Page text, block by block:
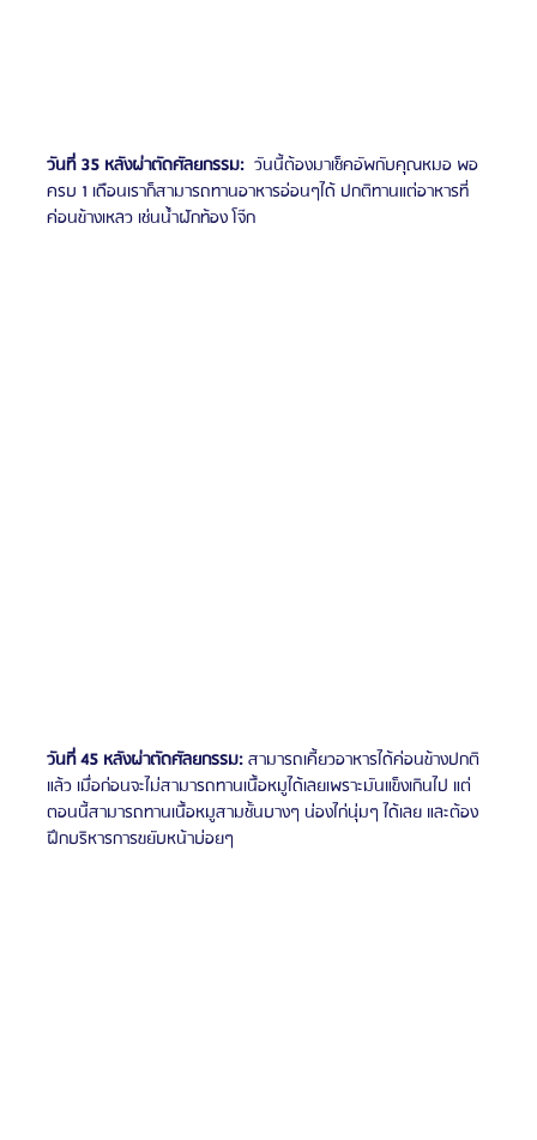
วันที่ 35 หลังผ่าตัดศัลยกรรม:
  วันนี้ต้องมาเช็คอัพกับคุณหมอ พอ
ครบ 1 เดือนเราก็สามารถทานอาหารอ่อนๆได้ ปกติทานแต่อาหารที่
ค่อนข้างเหลว เช่นน้ำฝักท้อง โจ๊ก
วันที่ 45 หลังผ่าตัดศัลยกรรม: สามารถเคี้ยวอาหารได้ค่อนข้างปกติ
แล้ว เมื่อก่อนจะไม่สามารถทานเนื้อหมูได้เลยเพราะมันแข็งเกินไป แต่
ตอนนี้สามารถทานเนื้อหมูสามชั้นบางๆ น่องไก่นุ่มๆ ได้เลย และต้อง
ฝึกบริหารการขยับหน้าบ่อยๆ